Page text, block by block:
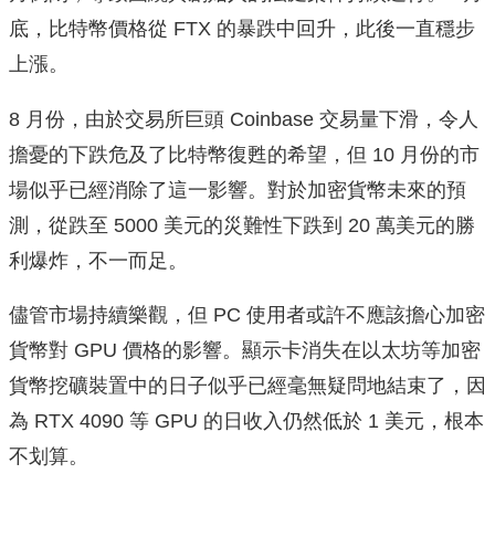
底，比特幣價格從 FTX 的暴跌中回升，此後一直穩步
上漲。
8 月份，由於交易所巨頭 Coinbase 交易量下滑，令人
擔憂的下跌危及了比特幣復甦的希望，但 10 月份的市
場似乎已經消除了這一影響。對於加密貨幣未來的預
測，從跌至 5000 美元的災難性下跌到 20 萬美元的勝
利爆炸，不一而足。
儘管市場持續樂觀，但 PC 使用者或許不應該擔心加密
貨幣對 GPU 價格的影響。顯示卡消失在以太坊等加密
貨幣挖礦裝置中的日子似乎已經毫無疑問地結束了，因
為 RTX 4090 等 GPU 的日收入仍然低於 1 美元，根本
不划算。